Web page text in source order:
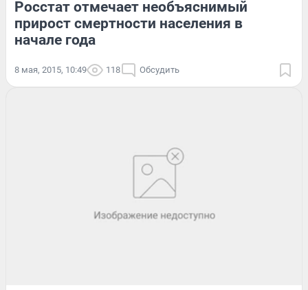
Росстат отмечает необъяснимый
прирост смертности населения в
начале года
8 мая, 2015, 10:49 118 Обсудить